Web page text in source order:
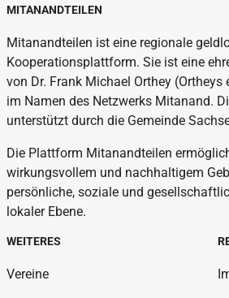
MITANANDTEILEN
Mitanandteilen ist eine regionale
Kooperationsplattform. Sie ist eine
von Dr. Frank Michael Orthey
im Namen des Netzwerks Mitanand.
unterstützt durch die Gemeinde
Die Plattform Mitanandteilen
wirkungsvollem und nachhaltigem
persönliche, soziale und
lokaler Ebene.
WEITERES
Vereine